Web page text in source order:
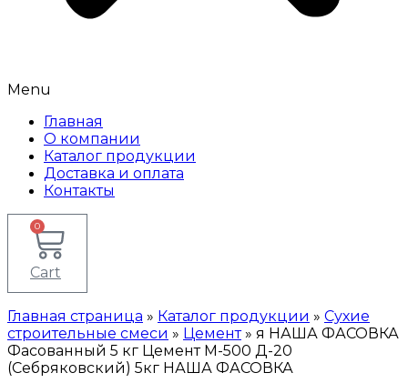
Menu
Главная
О компании
Каталог продукции
Доставка и оплата
Контакты
0
Cart
Главная страница » Каталог продукции » Сухие
строительные смеси » Цемент» я НАША ФАСОВКА
Фасованный 5 кг Цемент М-500 Д-20
(Себряковский) 5кг НАША ФАСОВКА